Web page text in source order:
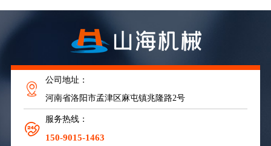
公司地址：
河南省洛阳市孟津区麻屯镇兆隆路2号
服务热线：
150-9015-1463